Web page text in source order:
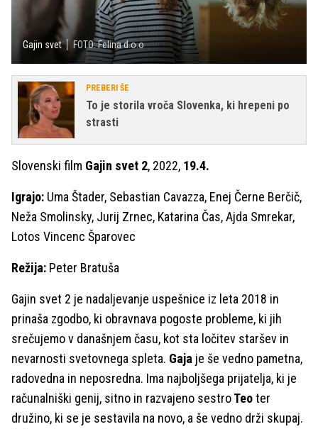
Gajin svet FOTO: Felina d.o.o
PREBERI ŠE
To je storila vroča Slovenka, ki hrepeni po
strasti
Slovenski film Gajin svet 2, 2022, 19.4.
Igrajo: Uma Štader, Sebastian Cavazza, Enej Černe Berčič,
Neža Smolinsky, Jurij Zrnec, Katarina Čas, Ajda Smrekar,
Lotos Vincenc Šparovec
Režija: Peter Bratuša
Gajin svet 2 je nadaljevanje uspešnice iz leta 2018 in
prinaša zgodbo, ki obravnava pogoste probleme, ki jih
srečujemo v današnjem času, kot sta ločitev staršev in
nevarnosti svetovnega spleta. Gaja je še vedno pametna,
radovedna in neposredna. Ima najboljšega prijatelja, ki je
računalniški genij, sitno in razvajeno sestroTeoter
družino, ki se je sestavila na novo, a še vedno drži skupaj.